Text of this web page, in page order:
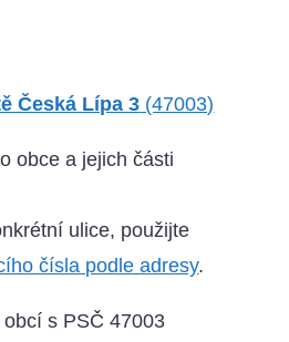
Česká Lípa 3 (47003)
obce a jejich části
ulice, použijte
čísla podle adresy.
s PSČ 47003